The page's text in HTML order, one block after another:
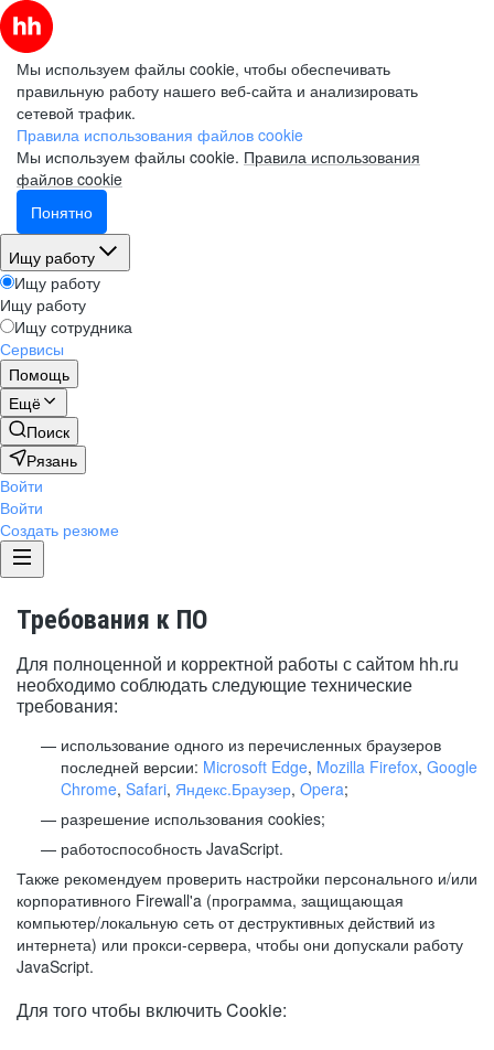
Мы используем файлы cookie, чтобы обеспечивать
правильную работу нашего веб-сайта и анализировать
сетевой трафик.
Правила использования файлов cookie
Мы используем файлы cookie. Правила использования
файлов cookie
Понятно
Ищу работу
Ищу работу
Ищу работу
Ищу сотрудника
Сервисы
Помощь
Ещё
Поиск
Рязань
Войти
Войти
Создать резюме
Требования к ПО
Для полноценной и корректной работы с сайтом hh.ru
необходимо соблюдать следующие технические
требования:
использование одного из перечисленных браузеров
последней версии: Microsoft Edge, Mozilla Firefox, Google
Chrome, Safari, Яндекс.Браузер, Opera;
разрешение использования cookies;
работоспособность JavaScript.
Также рекомендуем проверить настройки персонального и/или
корпоративного Firewall'a (программа, защищающая
компьютер/локальную сеть от деструктивных действий из
интернета) или прокси-сервера, чтобы они допускали работу
JavaScript.
Для того чтобы включить Cookie: